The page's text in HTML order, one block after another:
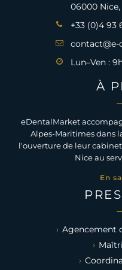
06000 Nice,
+33 (0)4 93
Lun–Ven :
À
eDentalMarket
Alpes-Maritimes dans
l'ouverture de leur
Nice au
En
Agencement